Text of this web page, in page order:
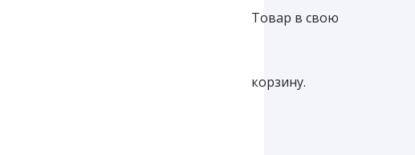
Товар в свою
корзину.